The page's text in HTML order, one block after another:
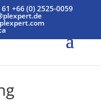
61+66 (0) 2525-0059